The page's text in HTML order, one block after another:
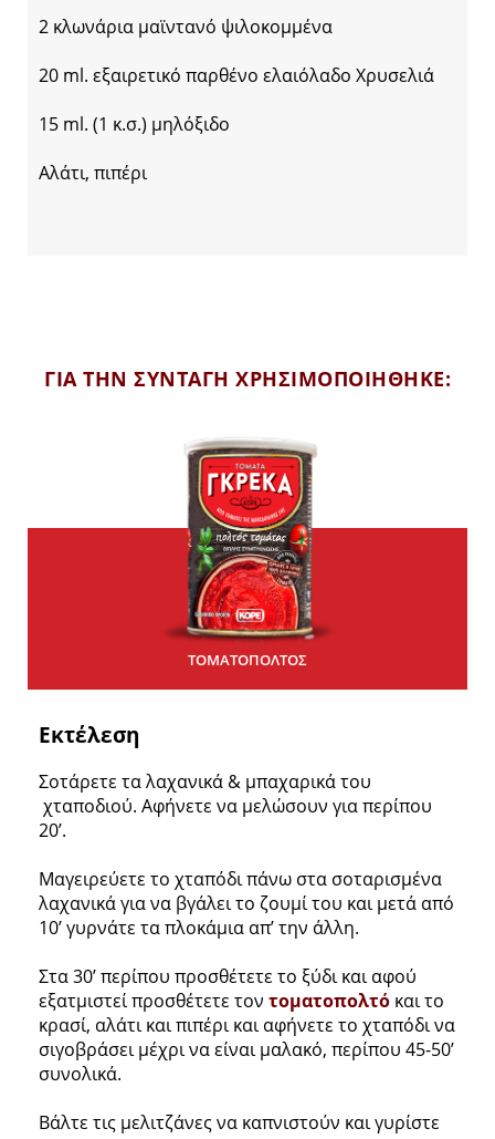
2 κλωνάρια μαϊντανό ψιλοκομμένα
20 ml. εξαιρετικό παρθένο ελαιόλαδο Χρυσελιά
15 ml. (1 κ.σ.) μηλόξιδο
Αλάτι, πιπέρι
ΓΙΑ ΤΗΝ ΣΥΝΤΑΓΗ ΧΡΗΣΙΜΟΠΟΙΗΘΗΚΕ:
ΤΟΜΑΤΟΠΟΛΤΟΣ
Εκτέλεση
Σοτάρετε τα λαχανικά & μπαχαρικά του
χταποδιού. Αφήνετε να μελώσουν για περίπου
20’.
Μαγειρεύετε το χταπόδι πάνω στα σοταρισμένα
λαχανικά για να βγάλει το ζουμί του και μετά από
10’ γυρνάτε τα πλοκάμια απ’ την άλλη.
Στα 30’ περίπου προσθέτετε το ξύδι και αφού
εξατμιστεί προσθέτετε τον τοματοπολτό και το
κρασί, αλάτι και πιπέρι και αφήνετε το χταπόδι να
σιγοβράσει μέχρι να είναι μαλακό, περίπου 45-50’
συνολικά.
Βάλτε τις μελιτζάνες να καπνιστούν και γυρίστε